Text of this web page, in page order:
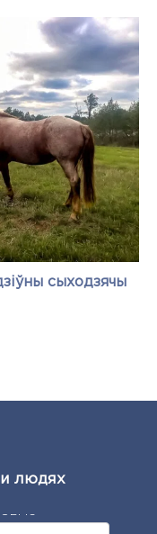
сыходзячы
и людях